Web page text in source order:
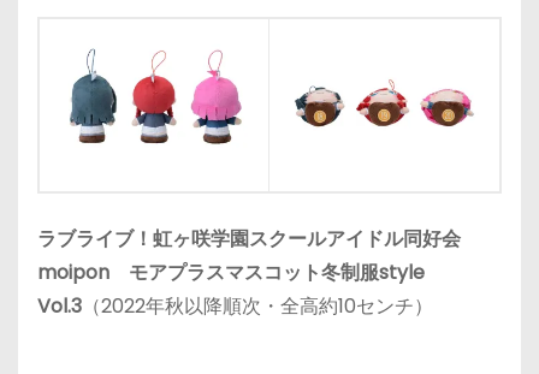
ラブライブ！虹ヶ咲学園スクールアイドル同好会
moipon モアプラスマスコット冬制服style
Vol.3 （2022年秋以降順次・全高約10センチ）